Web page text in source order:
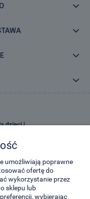
dzieci i
umożliwiają poprawne
ofertę do
wykorzystanie przez
sklepu lub
wybierając